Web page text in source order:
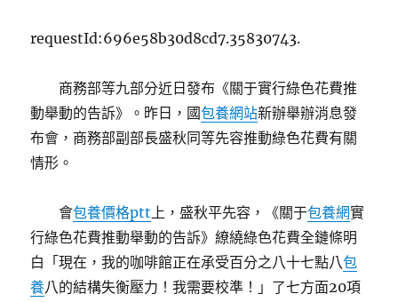
requestId:696e58b30d8cd7.35830743.
商務部等九部分近日發布《關于實行綠色花費推
動舉動的告訴》。昨日，國包養網站新辦舉辦消息發
布會，商務部副部長盛秋同等先容推動綠色花費有關
情形。
會包養價格ptt上，盛秋平先容，《關于包養網實
行綠色花費推動舉動的告訴》繚繞綠色花費全鏈條明
白「現在，我的咖啡館正在承受百分之八十七點八包
養八的結構失衡壓力！我需要校準！」了七方面20項